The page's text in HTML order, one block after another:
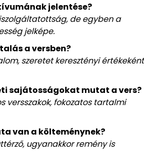
jelentése?
de egyben a
jelképe.
a versben?
szeretet keresztényi értékeként
sajátosságokat mutat a vers?
versszakok, fokozatos tartalmi
van a költeménynek?
ugyanakkor remény is